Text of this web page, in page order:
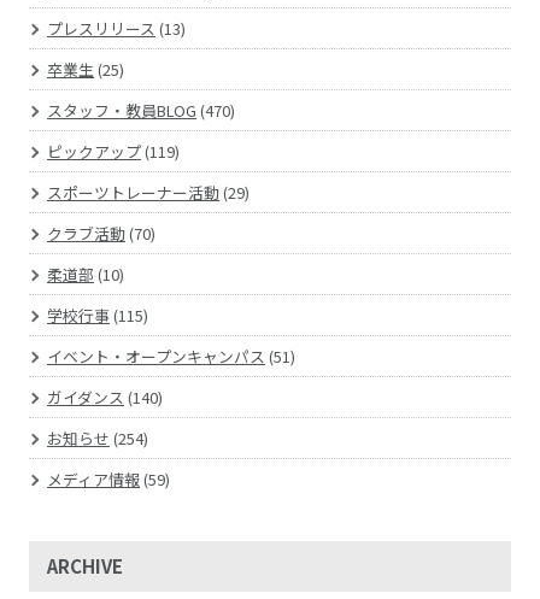
プレスリリース (13)
卒業生(25)
スタッフ・教員BLOG (470)
ピックアップ(119)
スポーツトレーナー活動(29)
クラブ活動(70)
柔道部 (10)
学校行事(115)
イベント・オープンキャンパス (51)
ガイダンス (140)
お知らせ (254)
メディア情報(59)
ARCHIVE